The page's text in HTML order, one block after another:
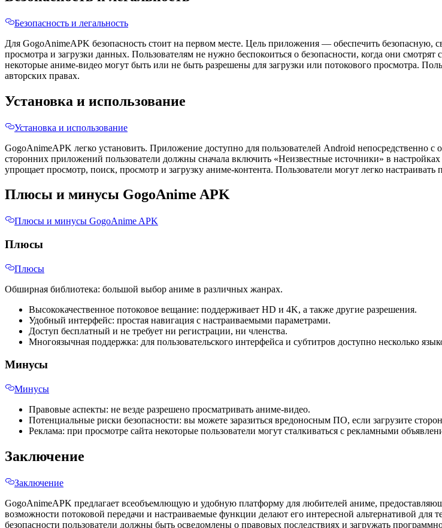
Безопасность и легальность
Для GogoAnimeAPK безопасность стоит на первом месте. Цель приложения — обеспечить
просмотра и загрузки данных. Пользователям не нужно беспокоиться о безопасности, когда они
некоторые аниме-видео могут быть или не быть разрешены для загрузки или потокового просмотра.
авторских правах.
Установка и использование
Установка и использование
GogoAnimeAPK легко установить. Приложение доступно для пользователей Android непосредственно
сторонних приложений пользователи должны сначала включить «Неизвестные источники» в
упрощает просмотр, поиск, просмотр и загрузку аниме-контента. Пользователи могут легко
Плюсы и минусы GogoAnime APK
Плюсы и минусы GogoAnime APK
Плюсы
Плюсы
Обширная библиотека: большой выбор аниме в различных жанрах.
Высококачественное потоковое вещание: поддерживает HD и 4K, а также другие разрешения.
Удобный интерфейс: простая навигация с настраиваемыми параметрами.
Доступ бесплатный и не требует ни регистрации, ни членства.
Многоязычная поддержка: для пользовательского интерфейса и субтитров доступно несколько
Минусы
Минусы
Правовые аспекты: не везде разрешено просматривать аниме-видео.
Потенциальные риски безопасности: вы можете заразиться вредоносным ПО, если загрузите
Реклама: при просмотре сайта некоторые пользователи могут сталкиваться с рекламными
Заключение
Заключение
GogoAnimeAPK предлагает всеобъемлющую и удобную платформу для любителей аниме,
возможности потоковой передачи и настраиваемые функции делают его интересной альтернативой для
безопасности пользователи должны быть осведомлены о правовых последствиях и загружать